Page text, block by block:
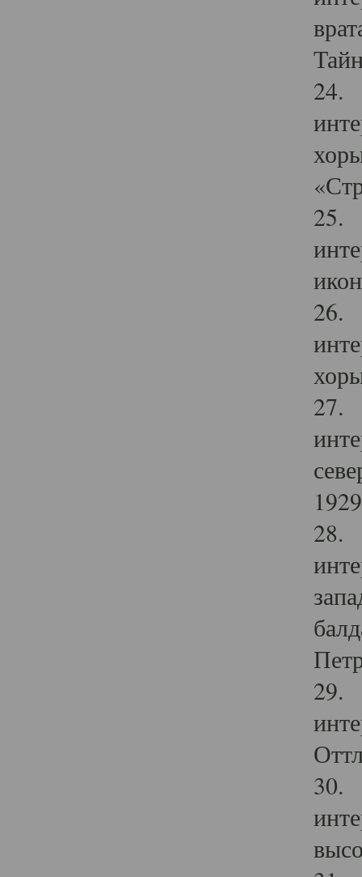
24.
25.
26.
27.
28.
29.
30.